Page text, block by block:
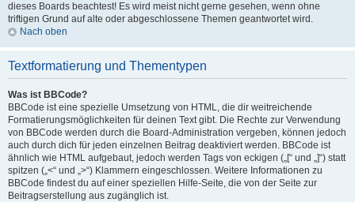
dieses Boards beachtest! Es wird meist nicht gerne gesehen, wenn ohne
triftigen Grund auf alte oder abgeschlossene Themen geantwortet wird.
Nach oben
Textformatierung und Thementypen
Was ist BBCode?
BBCode ist eine spezielle Umsetzung von HTML, die dir weitreichende
Formatierungsmöglichkeiten für deinen Text gibt. Die Rechte zur Verwendung
von BBCode werden durch die Board-Administration vergeben, können jedoch
auch durch dich für jeden einzelnen Beitrag deaktiviert werden. BBCode ist
ähnlich wie HTML aufgebaut, jedoch werden Tags von eckigen („[“ und „]“) statt
spitzen („<“ und „>“) Klammern eingeschlossen. Weitere Informationen zu
BBCode findest du auf einer speziellen Hilfe-Seite, die von der Seite zur
Beitragserstellung aus zugänglich ist.